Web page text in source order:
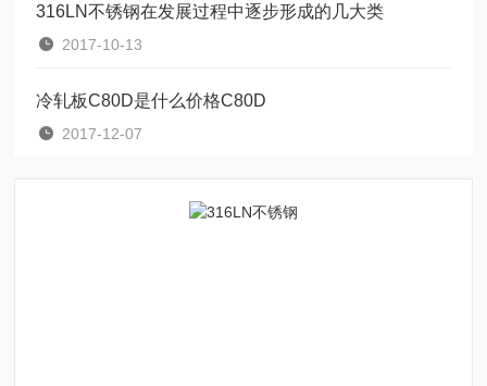
316LN不锈钢在发展过程中逐步形成的几大类
2017-10-13
冷轧板C80D是什么价格C80D
2017-12-07